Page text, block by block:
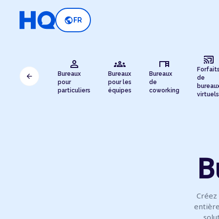
public FR
person
Bureaux
pour
particuliers
groups
Bureaux
pour les
équipes
desk
Bureaux
de
coworking
cast_connected
Forfaits
de
virtuels
arrow_back